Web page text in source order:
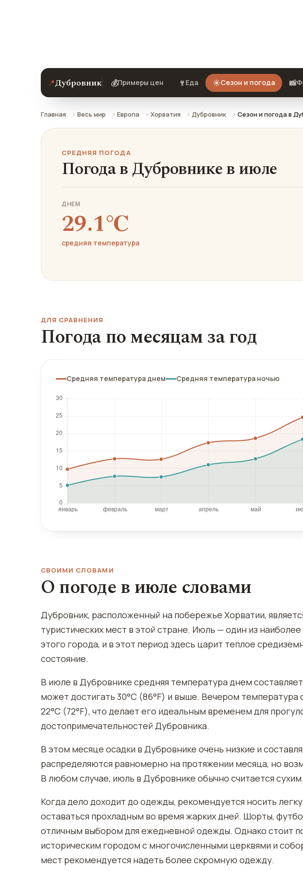
📍Дубровник 💰Примеры цен 🍷 Еда ☀️Сезон и погода 📸
Главная Весь мир Европа Хорватия Дубровник Сезон и погода в
СРЕДНЯЯ ПОГОДА
Погода в Дубровнике в июле
ДНЕМ
29.1℃
средняя температура
ДЛЯ СРАВНЕНИЯ
Погода по месяцам за год
Средняя температура днем Средняя температура ночью
СВОИМИ СЛОВАМИ
О погоде в июле словами
Дубровник, расположенный на побережье Хорватии,
туристических мест в этой стране. Июль — один из
этого города, и в этот период здесь царит теплое
состояние.
В июле в Дубровнике средняя температура днем
может достигать 30°C (86°F) и выше. Вечером
22°C (72°F), что делает его идеальным временем для
достопримечательностей Дубровника.
В этом месяце осадки в Дубровнике очень низкие и
распределяются равномерно на протяжении месяца, но
В любом случае, июль в Дубровнике обычно считается
Когда дело доходит до одежды, рекомендуется носить
оставаться прохладным во время жарких дней. Шорты,
отличным выбором для ежедневной одежды. Однако стоит
историческим городом с многочисленными церквями и
мест рекомендуется надеть более скромную одежду.